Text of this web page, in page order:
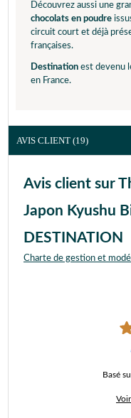
Découvrez aussi une
chocolats en poudre
circuit court et déjà
françaises.
Destination est devenu
en France.
AVIS CLIENT (19)
Avis client sur
Japon Kyushu
DESTINATION
Charte de gestion et
Basé